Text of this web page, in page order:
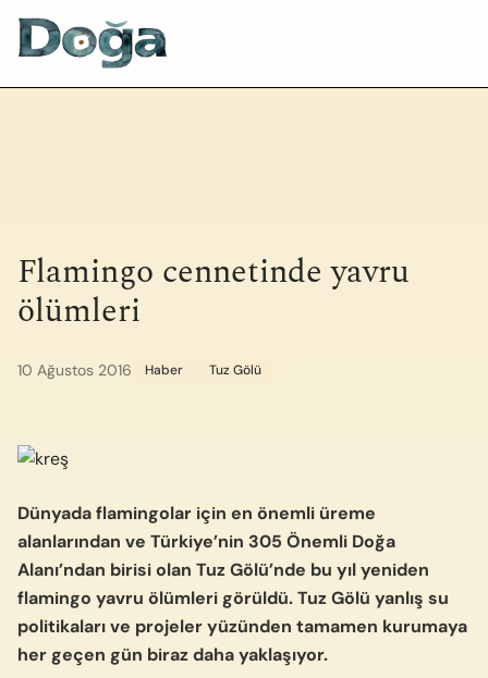
Flamingo cennetinde yavru
ölümleri
10 Ağustos 2016 Haber Tuz Gölü
Dünyada flamingolar için en önemli üreme
alanlarından ve Türkiye’nin 305 Önemli Doğa
Alanı’ndan birisi olan Tuz Gölü’nde bu yıl yeniden
flamingo yavru ölümleri görüldü. Tuz Gölü yanlış su
politikaları ve projeler yüzünden tamamen kurumaya
her geçen gün biraz daha yaklaşıyor.